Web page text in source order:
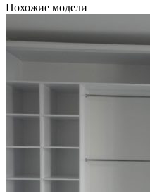
Похожие модели